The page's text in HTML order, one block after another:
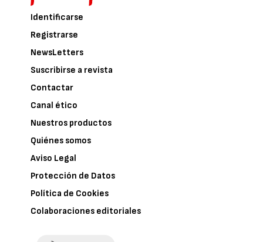
presentados a la Administración, se eligió
como el más idóneo, la consolidación por
inyecciones de fracturación hidráulica
lechada estable de cemento a través de
tubos manguito (inyecciones armadas),
razones:
Experiencia muy positiva de
consolidación de terraplén con este
mismo sistema, en el acceso sur al
Viaducto sobre el Ebro en Amposta, en
la línea Barcelona-Valencia con tráfico